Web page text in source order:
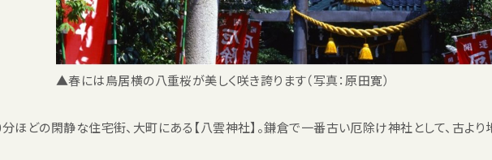
▲春には鳥居横の八重桜が美しく咲き誇ります（写真：原田寛）
ほどの閑静な住宅街、大町にある【八雲神社】。鎌倉で一番古い厄除け神社として、古よ